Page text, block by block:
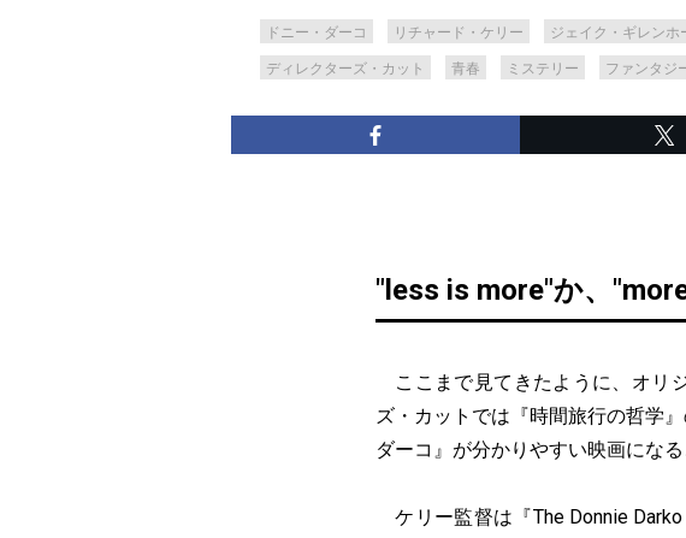
ドニー・ダーコ リチャード・ケリー ジェイク・ギレンホ
ディレクターズ・カット 青春 ミステリー ファンタジ
"less is more"か、
ここまで見てきたように、オリ
ズ・カットでは『時間旅行の哲学
ダーコ』が分かりやすい映画にな
ケリー監督は『The Donnie